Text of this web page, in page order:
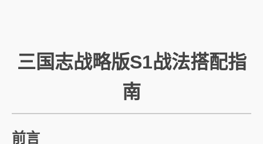
三国志战略版S1战法搭配指
南
前言